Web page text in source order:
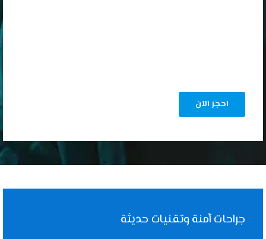
جراحات آمنة وتقنيات حديثة